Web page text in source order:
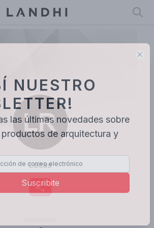
Lucas
NUESTRO
las últimas novedades sobre
productos de arquitectura y
Suscribite